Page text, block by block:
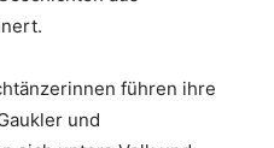
führen ihre
und